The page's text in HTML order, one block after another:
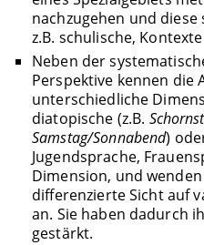
nachzugehen und
z.B. schulische,
Neben der
Perspektive kennen die
unterschiedliche
diatopische (z.B.
Samstag/Sonnabend)
Jugendsprache,
Dimension, und
differenzierte Sicht auf
an. Sie haben dadurch
gestärkt.